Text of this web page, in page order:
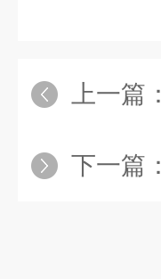
上一篇：
下一篇：